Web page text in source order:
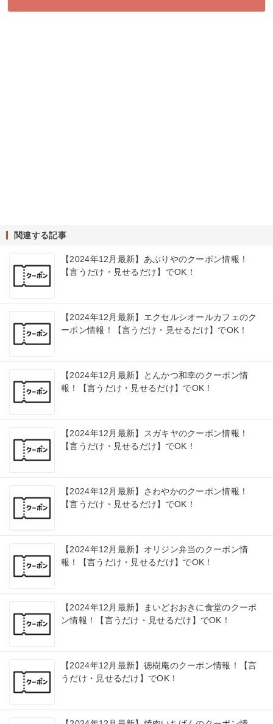
関連する記事
【2024年12月最新】あぶりやのクーポン情報！
【言うだけ・見せるだけ】でOK！
【2024年12月最新】エクセルシオールカフェのク
ーポン情報！【言うだけ・見せるだけ】でOK！
【2024年12月最新】とんかつ和幸のクーポン情
報！【言うだけ・見せるだけ】でOK！
【2024年12月最新】スガキヤのクーポン情報！
【言うだけ・見せるだけ】でOK！
【2024年12月最新】さわやかのクーポン情報！
【言うだけ・見せるだけ】でOK！
【2024年12月最新】オリジン弁当のクーポン情
報！【言うだけ・見せるだけ】でOK！
【2024年12月最新】まいどおおきに食堂のクーポ
ン情報！【言うだけ・見せるだけ】でOK！
【2024年12月最新】徳樹庵のクーポン情報！【言
うだけ・見せるだけ】でOK！